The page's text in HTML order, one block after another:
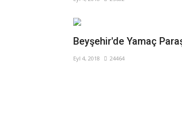
Beyşehir'de Yamaç
Eyl 4, 2018 24464